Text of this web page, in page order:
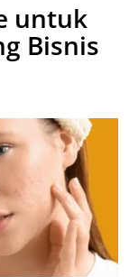
untuk
Bisnis